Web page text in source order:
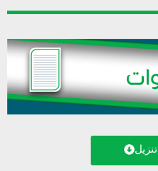
تنزيل